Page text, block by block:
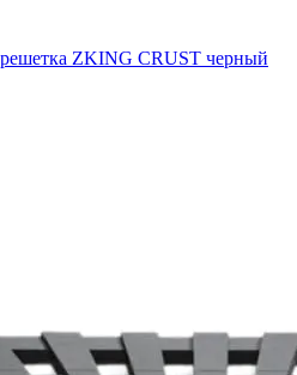
ZKING CRUST черный